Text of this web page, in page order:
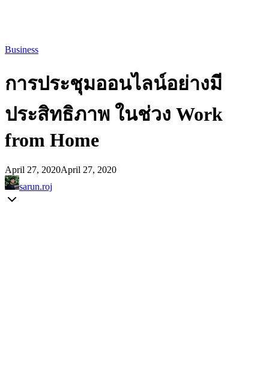
Business
การประชุมออนไลน์อย่างมี
ประสิทธิภาพ ในช่วง Work
from Home
April 27, 2020April 27, 2020
sarun.roj